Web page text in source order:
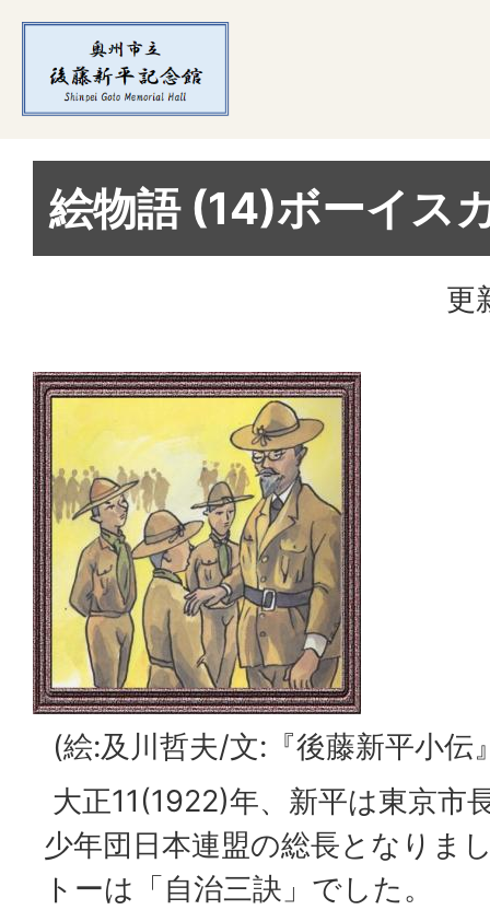
絵物語 (14)ボーイス
更
(絵:及川哲夫/文:『後藤新平小伝
大正11(1922)年、新平は東京市
少年団日本連盟の総長となりま
トーは「自治三訣」でした。